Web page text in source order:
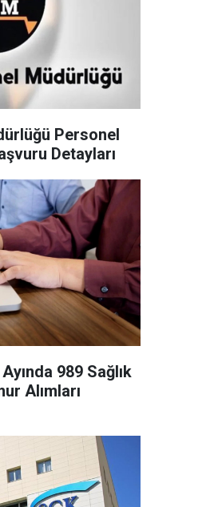
Personel
Detayları
989 Sağlık
Alımları